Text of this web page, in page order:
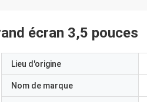
écran 3,5 pouces
Lieu d'origine
Nom de marque